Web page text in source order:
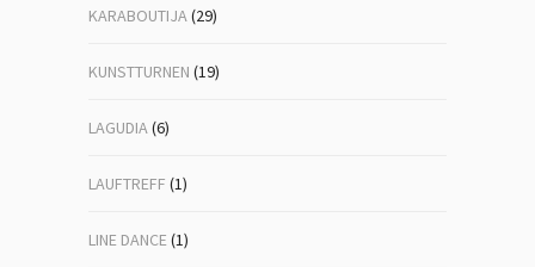
KARABOUTIJA(29)
KUNSTTURNEN (19)
LAGUDIA(6)
LAUFTREFF (1)
LINE DANCE(1)